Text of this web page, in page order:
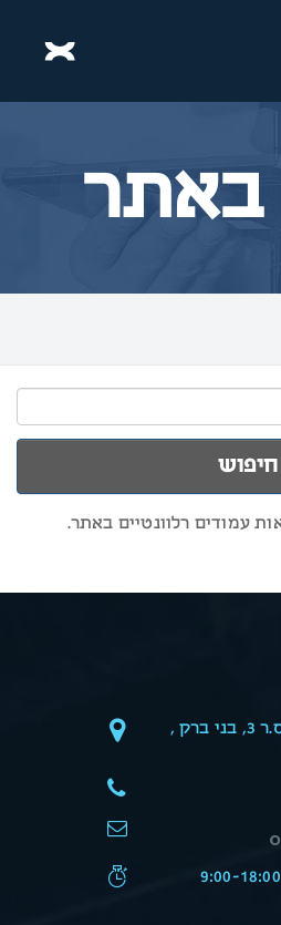
באתר
חיפוש
עמודים רלוונטיים באתר.
כנרת 5, מגדלי ב.ס.ר 3, בני ברק ,